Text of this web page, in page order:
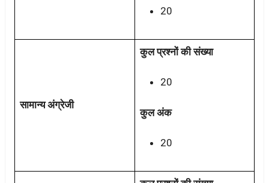
20
सामान्य अंग्रेजी
कुल प्रश्नों की संख्या
20
कुल अंक
20